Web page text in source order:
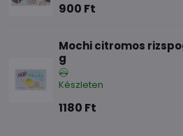
900 Ft
Mochi citromos
g
Készleten
1180 Ft